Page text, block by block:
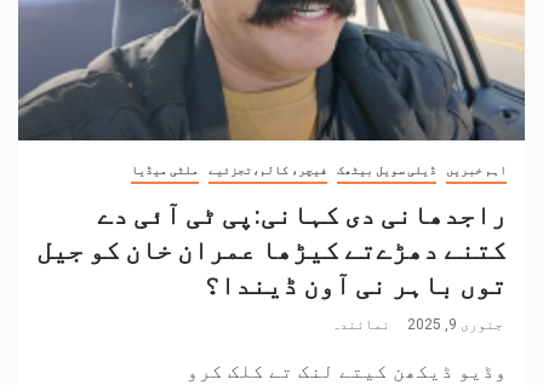
اہم خبریں ڈیلی سویل بیٹھک فیچر، کالم،تجزئیے ملٹی میڈیا
راجدھانی دی کہانی:پی ٹی آئی دے
کتنے دھڑےتے کیڑھا عمران خان کو جیل
توں باہر نی آون ڈیندا؟
جنوری 9, 2025 نمائندہ
وڈیو ڈیکھن کیتے لنک تے کلک کرو